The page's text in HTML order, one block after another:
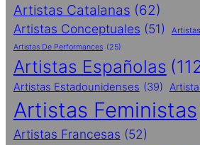
Artistas Catalanas (62)
Artistas Conceptuales (51)
Artistas De Performances (25)
Artistas Españolas
Artistas Estadounidenses (39)
Artistas Feministas
Artistas Francesas (52)